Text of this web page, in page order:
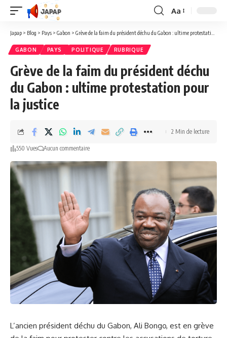
Redimensionner
Aa
Japap > Blog > Pays > Gabon > Grève de la faim du président déchu du Gabon : ultime protestation pour la justice
GABON PAYS POLITIQUE RUBRIQUE
Grève de la faim du président déchu
du Gabon : ultime protestation pour
la justice
550 Vues Aucun commentaire
2 Min de lecture
L’ancien président déchu du Gabon,​ Ali Bongo,⁤ est en grève